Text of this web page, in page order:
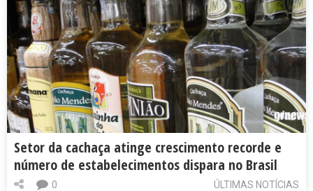
Setor da cachaça atinge crescimento recorde e
número de estabelecimentos dispara no Brasil
ÚLTIMAS NOTÍCIAS
0